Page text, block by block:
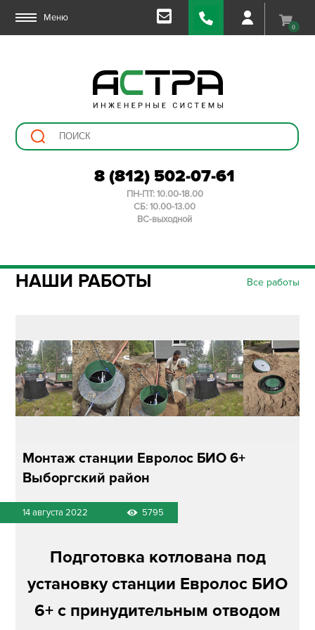
Меню
0
8 (812) 502-07-61
ПН-ПТ: 10.00-18.00
СБ: 10.00-13.00
ВС-выходной
НАШИ РАБОТЫ Все работы
Монтаж станции Евролос БИО 6+
Выборгский район
14 августа 2022 5795
Подготовка котлована под
установку станции Евролос БИО
6+ с принудительным отводом